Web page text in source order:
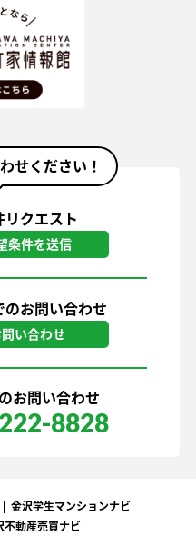
せください！
リクエスト
条件を送信
のお問い合わせ
い合わせ
お問い合わせ
8828
金沢学生マンションナビ
不動産売買ナビ